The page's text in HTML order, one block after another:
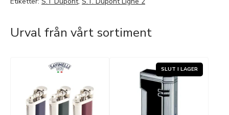
Urval från vårt sortiment